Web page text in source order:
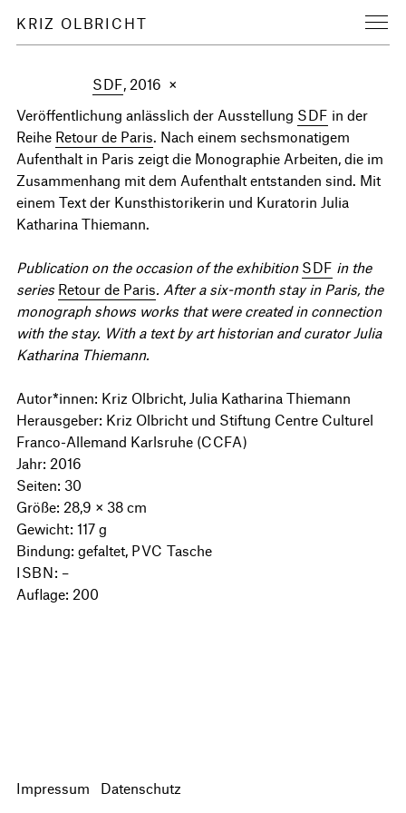
SDF, 2016 ×
Veröffentlichung anlässlich der Ausstellung SDF in der
Reihe Retour de Paris. Nach einem sechsmonatigem
Aufenthalt in Paris zeigt die Monographie Arbeiten, die im
Zusammenhang mit dem Aufenthalt entstanden sind. Mit
einem Text der Kunsthistorikerin und Kuratorin Julia
Katharina Thiemann.
Publication on the occasion of the exhibition SDF in the
series Retour de Paris. After a six-month stay in Paris, the
monograph shows works that were created in connection
with the stay. With a text by art historian and curator Julia
Katharina Thiemann.
Autor*innen: Kriz Olbricht, Julia Katharina Thiemann
Herausgeber: Kriz Olbricht und Stiftung Centre Culturel
Franco-Allemand Karlsruhe (CCFA)
Jahr: 2016
Seiten: 30
Größe: 28,9 × 38 cm
Gewicht: 117 g
Bindung: gefaltet, PVC Tasche
ISBN: –
Auflage: 200
Impressum Datenschutz
KRIZ OLBRICHT